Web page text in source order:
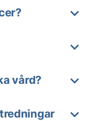
vård?